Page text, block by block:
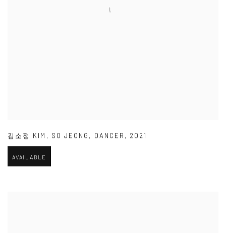
김소정 KIM , SO JEONG , DANCER , 2021
AVAILABLE